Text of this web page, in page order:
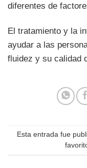
diferentes de
El tratamiento y la
ayudar a las
fluidez y su calidad
Esta entrada fue